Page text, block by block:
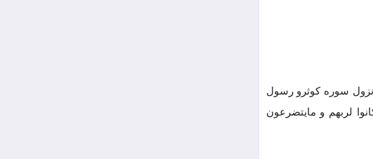
نزول سوره کوثرو رسول
لربهم و مایتضرعون